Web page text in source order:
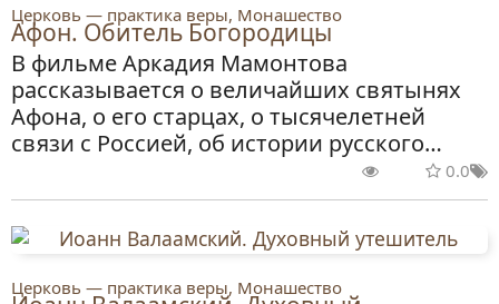
Церковь — практика веры, Монашество
Афон. Обитель Богородицы
В фильме Аркадия Мамонтова
рассказывается о величайших святынях
Афона, о его старцах, о тысячелетней
связи с Россией, об истории русского…
0.0
Церковь — практика веры, Монашество